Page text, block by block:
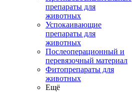
препараты для
животных
Успокаивающие
препараты для
животных
Послеоперационный и
перевязочный материал
Фитопрепараты для
животных
Ещё